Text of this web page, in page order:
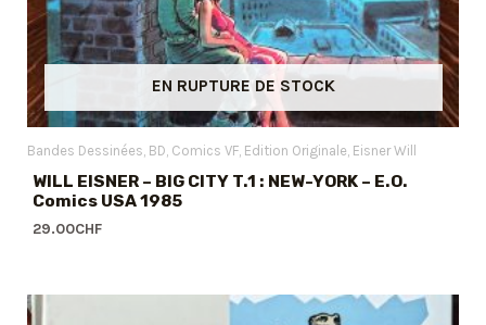
EN RUPTURE DE STOCK
Bandes Dessinées BD Comics VF Edition Originale Eisner Will
WILL EISNER – BIG CITY T.1 : NEW-YORK – E.O.
Comics USA 1985
29.00CHF